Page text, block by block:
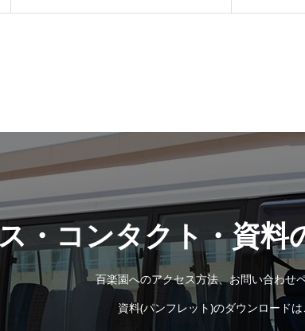
・コンタクト・資料
百楽園へのアクセス方法、お問い合わせ
資料(パンフレット)のダウンロード